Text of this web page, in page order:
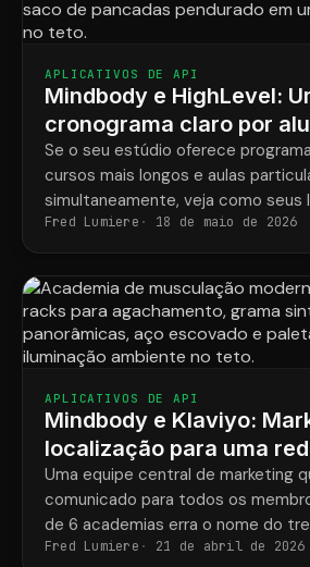
APLICATIVOS DE API
Mindbody e HighLevel:
cronograma claro por
os programas.
Se o seu estúdio oferece
cursos mais longos e aulas
simultaneamente, veja como seus
finalmente corresponderão ao que
realmente reservou.
Fred Lumiere 18 de maio de 2026
APLICATIVOS DE API
Mindbody e Klaviyo:
localização para uma
academias de
Uma equipe central de marketing
comunicado para todos os
de 6 academias erra o nome do
endereço da academia metade das
Fred Lumiere 21 de abril de 2026